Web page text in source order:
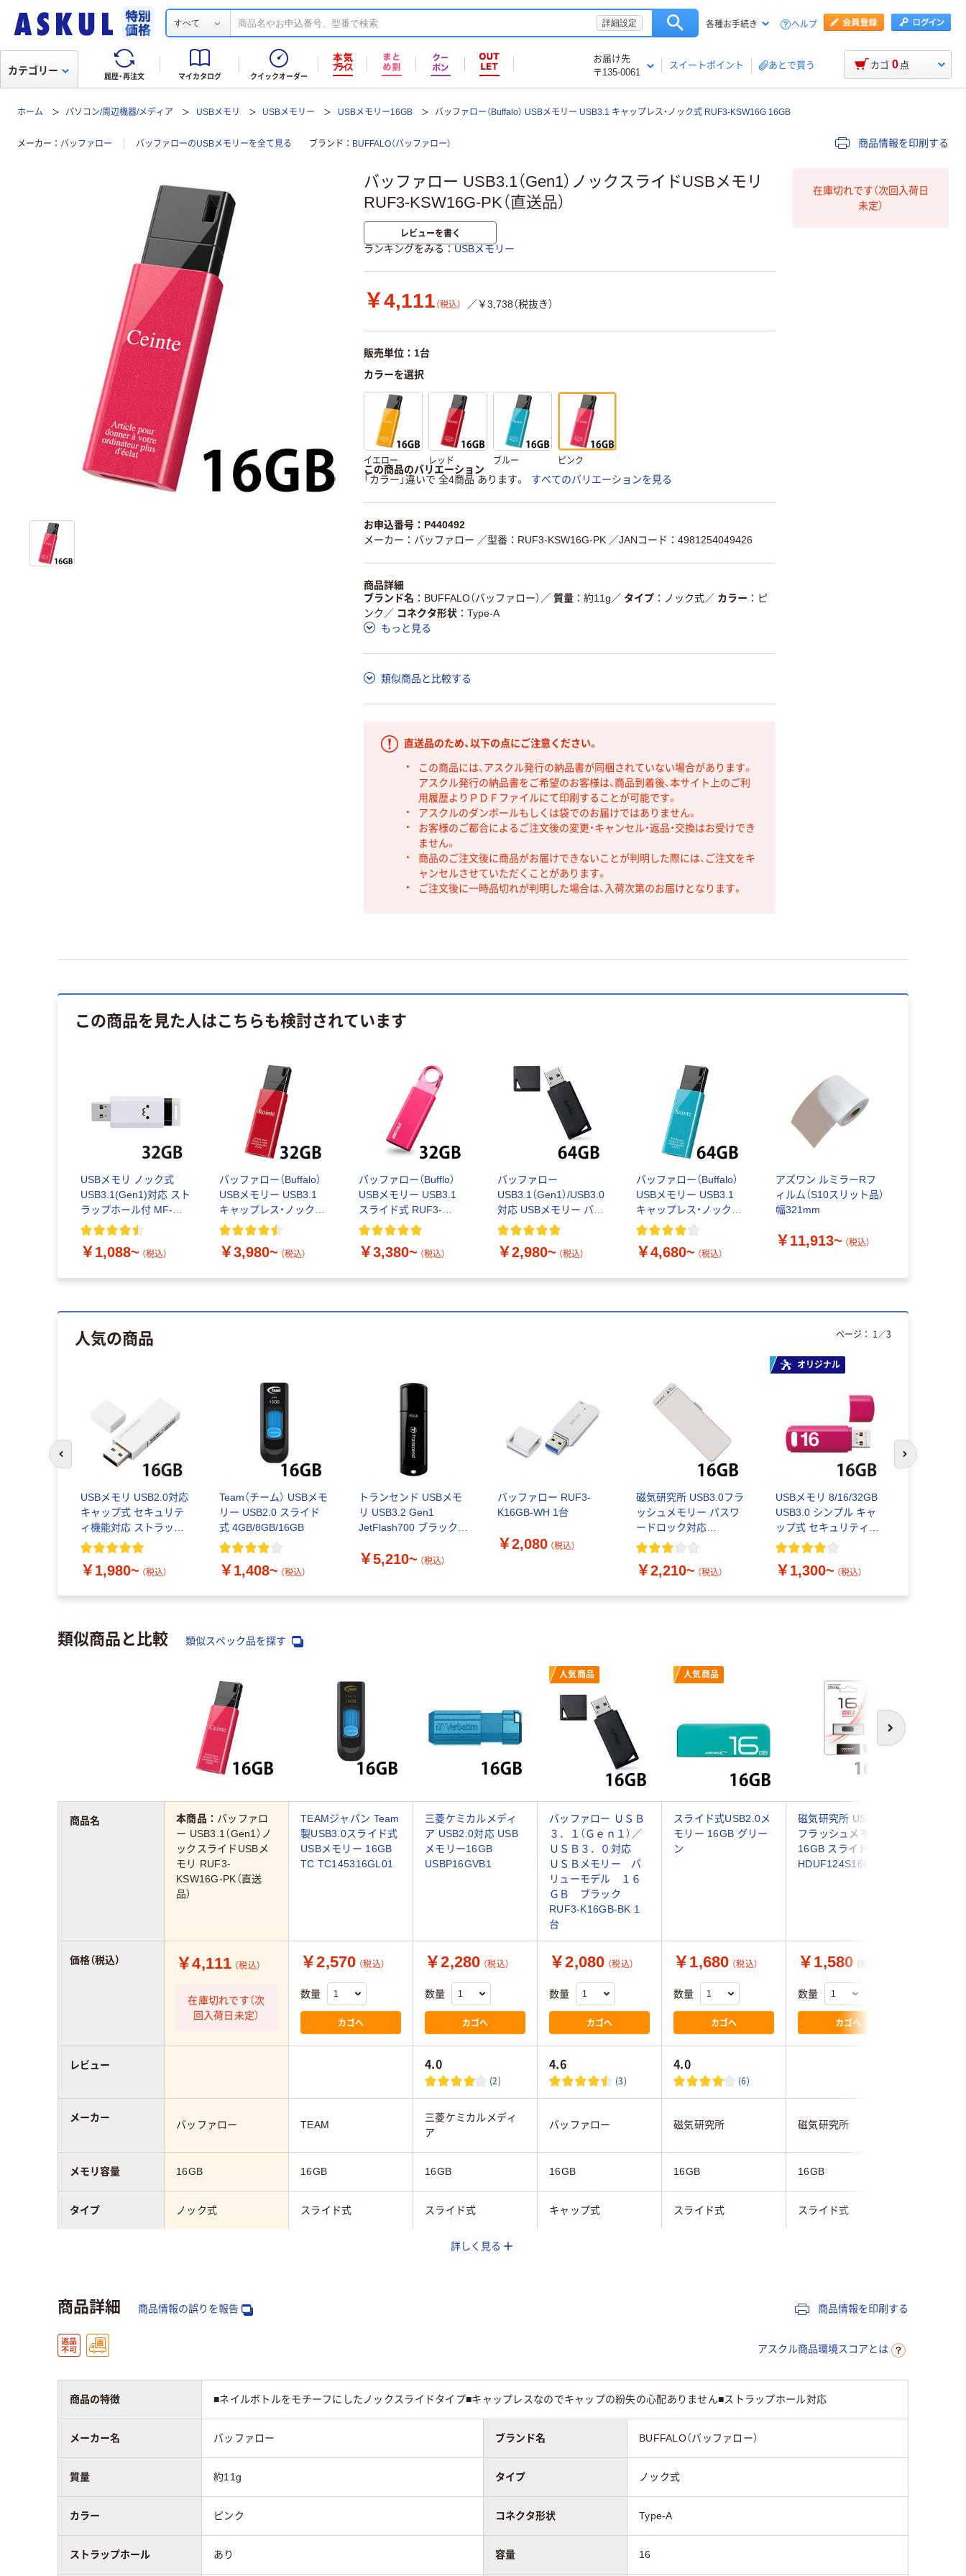
すべて 詳細設定 各種お手続き ヘルプ
履歴・再注文 マイカタログ クイックオーダー
お届け先
〒135-0061
スイートポイント あとで買う
カテゴリー カゴ 0 点
ホーム パソコン/周辺機器/メディア USBメモリ USBメモリー USBメモリー16GB バッファロー（Buffalo） USBメモリー USB3.1 キャップレス・ノック式 RUF3-KSW16G 16GB
メーカー バッファロー バッファローのUSBメモリーを全て見る ブランド BUFFALO（バッファロー） 商品情報を印刷する
バッファロー USB3.1（Gen1）ノックスライドUSBメモリ
RUF3-KSW16G-PK（直送品）
レビューを書く
ランキングをみる USBメモリー
￥4,111 （税込） ／￥3,738（税抜き）
販売単位：1台
カラーを選択
イエロー レッド ブルー ピンク
この商品のバリエーション
「カラー」違いで 全4商品 あります。
すべてのバリエーションを見る
お申込番号：P440492
メーカー：バッファロー ／型番：RUF3-KSW16G-PK ／JANコード：4981254049426
商品詳細
ブランド名
BUFFALO（バッファロー） ／ 質量 約11g ／ タイプ ノック式／ カラー
ピ
ンク ／ コネクタ形状
Type-A
もっと見る
類似商品と比較する
直送品のため、以下の点にご注意ください。
この商品には、アスクル発行の納品書が同梱されていない場合があります。
アスクル発行の納品書をご希望のお客様は、商品到着後、本サイト上のご利
用履歴よりＰＤＦファイルにて印刷することが可能です。
アスクルのダンボールもしくは袋でのお届けではありません。
お客様のご都合によるご注文後の変更・キャンセル・返品・交換はお受けでき
ません。
商品のご注文後に商品がお届けできないことが判明した際には、ご注文をキ
ャンセルさせていただくことがあります。
ご注文後に一時品切れが判明した場合は、入荷次第のお届けとなります。
在庫切れです（次回入荷日
未定）
この商品を見た人はこちらも検討されています
USBメモリ ノック式
USB3.1(Gen1)対応 スト
ラップホール付 MF-
PKU3シリーズ エレコム
￥1,088~ （税込）
バッファロー（Buffalo）
USBメモリー USB3.1
キャップレス・ノック式
RUF3-KSW32Gシリー
￥3,980~ （税込）
バッファロー（Bufflo）
USBメモリー USB3.1
スライド式 RUF3-
KS32GAシリーズ 32GB
￥3,380~ （税込）
バッファロー
USB3.1（Gen1）/USB3.0
対応 USBメモリー バリ
ューモデル 64GB
￥2,980~ （税込）
バッファロー（Buffalo）
USBメモリー USB3.1
キャップレス・ノック式
RUF3-KSW64G 64GB
￥4,680~ （税込）
アズワン ルミラーRフ
ィルム（S10スリット品）
幅321mm
￥11,913~ （税込）
人気の商品
USBメモリ USB2.0対応
キャップ式 セキュリテ
ィ機能対応 ストラップ
ホール付 MF-MSU2Bシ
￥1,980~ （税込）
Team（チーム） USBメモ
リー USB2.0 スライド
式 4GB/8GB/16GB
￥1,408~ （税込）
トランセンド USBメモ
リ USB3.2 Gen1
JetFlash700 ブラック
￥5,210~ （税込）
バッファロー RUF3-
K16GB-WH 1台
￥2,080 （税込）
磁気研究所 USB3.0フラ
ッシュメモリー パスワ
ードロック対応
HDUF127S
￥2,210~ （税込）
オリジナル
USBメモリ 8/16/32GB
USB3.0 シンプル キャ
ップ式 セキュリティ機
能対応 MF-ABPU3 エレ
￥1,300~ （税込）
ページ： 1 ／3
前のスライドへ 次のスライド
類似商品と比較 類似スペック品を探す
次へ
人気商品 人気商品
本商品： バッファロ
ー USB3.1（Gen1）ノ
ックスライドUSBメ
モリ RUF3-
KSW16G-PK（直送
品）
TEAMジャパン Team
製USB3.0スライド式
USBメモリー 16GB
TC TC145316GL01
三菱ケミカルメディ
ア USB2.0対応 USB
メモリー16GB
USBP16GVB1
バッファロー ＵＳＢ
３．１（Ｇｅｎ１）／
ＵＳＢ３．０対応
ＵＳＢメモリー バ
リューモデル １６
ＧＢ ブラック
RUF3-K16GB-BK 1
台
スライド式USB2.0メ
モリー 16GB グリー
ン
磁気研究所 USB 3.0
フラッシュメモリー
16GB スライド式
HDUF124S16G3 1個
￥4,111 （税込）
在庫切れです（次
回入荷日未定）
￥2,570 （税込）
数量
カゴへ
￥2,280 （税込）
数量
カゴへ
￥2,080 （税込）
数量
カゴへ
￥1,680 （税込）
数量
カゴへ
￥1,580 （税込）
数量
カゴへ
4.0
(2)
4.6
(3)
4.0
(6)
バッファロー TEAM
三菱ケミカルメディ
ア
バッファロー 磁気研究所 磁気研究所
16GB 16GB 16GB 16GB 16GB 16GB
ノック式 スライド式 スライド式 キャップ式 スライド式 スライド式
ブルー系
商品名
価格（税込）
レビュー
メーカー
メモリ容量
タイプ
詳しく見る
商品詳細 商品情報の誤りを報告 商品情報を印刷する
アスクル商品環境スコアとは
商品の特徴 ■ネイルボトルをモチーフにしたノックスライドタイプ■キャップレスなのでキャップの紛失の心配ありません■ストラップホール対応
メーカー名 バッファロー ブランド名 BUFFALO（バッファロー）
質量 約11g タイプ ノック式
カラー ピンク コネクタ形状 Type-A
ストラップホール あり 容量 16